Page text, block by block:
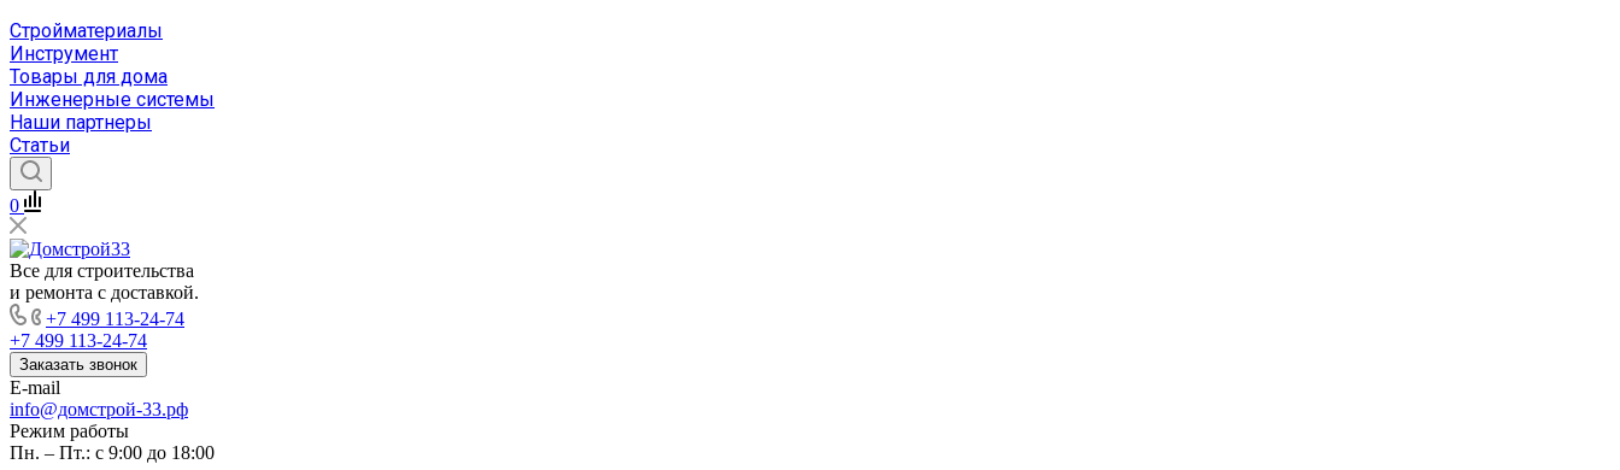
Стройматериалы
Инструмент
Товары для дома
Инженерные системы
Наши партнеры
Статьи
0
Все для строительства
и ремонта с доставкой.
+7 499 113-24-74
+7 499 113-24-74
Заказать звонок
E-mail
info@домстрой-33.рф
Режим работы
Пн. – Пт.: с 9:00 до 18:00